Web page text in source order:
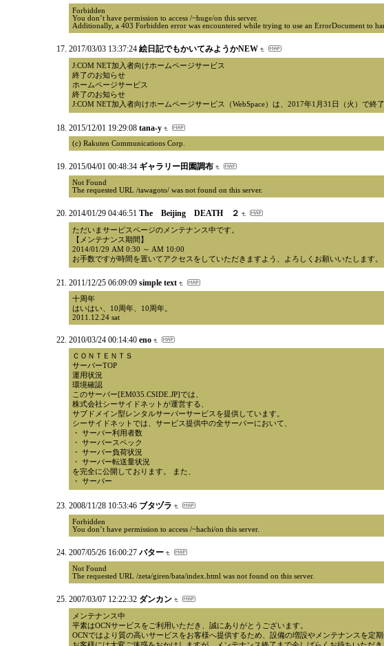
Forbidden
You don’t have permission to access /~huge/on this server.
Additionally, a 403 Forbidden error was encountered while trying to use an ErrorDocument to
2017/03/03 13:37:24 絵日記でもかいてみようかNEW
J:COM NET加入者向けホームページサービス
終了のお知らせ
ホームページサービス
終了のお知らせ
J:COM NET加入者向けホームページサービス（WebSpace）は、2017年1月31日（火）で終
2015/12/01 19:29:08 tana-y
(c) Rakuten Communications Corp.
2015/04/01 00:48:34 ギャラリー田園調布
Not Found
The requested URL /tawagoto/ was not found on this server.
2014/01/29 04:46:51 The Beijing DEATH ２
ただいまサービスページのメンテナンス中です。
【メンテナンス期間】
2014/01/29 AM 0:30 ～ AM 10:00
お手数ですが時間を置いてアクセスをしていただきますよう、よろしくお願いいたします。
2011/12/25 06:09:09 simple text
十周年
はいはい、10周年、10周年。
2011.12.24 sat
2010/03/24 00:14:40 eno
ＣＯＮＴＥＮＴＳ
サーバーTOP
運用状況
環境確認
このサーバー[EM035.CSIDE.JP]では、
株式会社シーサイドネットが運営する、
サブドメイン型レンタルサーバーサービスを提供しています。
シーサイドネットでは、サービス提供中の全サーバーにおいて、
・ サーバー利用者数
・ サーバースペック
・ サーバー負荷状況
・ サーバー転送量状況
を完全に公開しております。 また、
・ サーバー
2008/11/28 10:53:46 ブタヅラ
Forbidden
You don’t have permission to access /~hachi/on this server.
2007/05/26 16:00:27 バター
Not Found
The requested URL /zeta/giren/bata/index.html was not found on this server.
2007/03/07 12:22:32 ダンカン
メンテナンス中
平素はOCNサービスをご利用いただき、誠にありがとうございます。
OCNではより質の高いサービスをお客様へ提供するため、設備の増設やメンテナンスを定期